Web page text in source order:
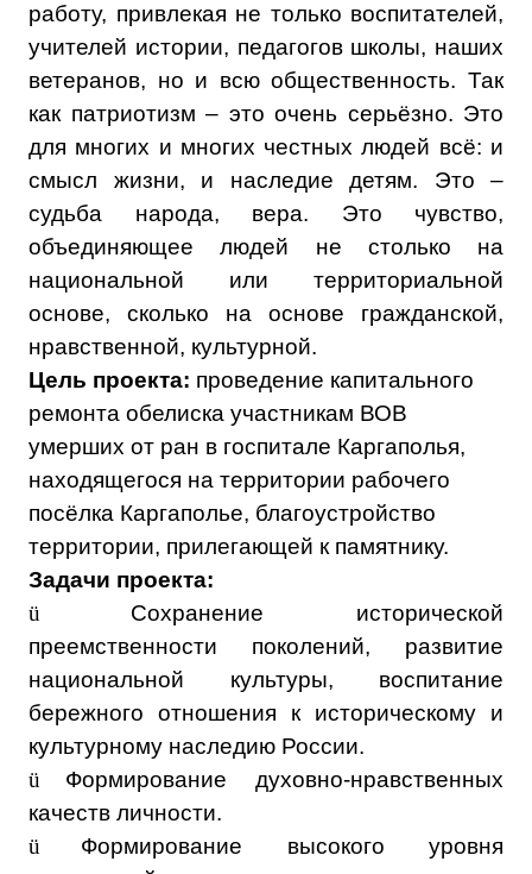
работу, привлекая не только воспитателей,
учителей истории, педагогов школы, наших
ветеранов, но и всю общественность. Так
как патриотизм – это очень серьёзно. Это
для многих и многих честных людей всё: и
смысл жизни, и наследие детям. Это –
судьба народа, вера. Это чувство,
объединяющее людей не столько на
национальной или территориальной
основе, сколько на основе гражданской,
нравственной, культурной.
Цель проекта: проведение капитального
ремонта обелиска участникам ВОВ
умерших от ран в госпитале Каргаполья,
находящегося на территории рабочего
посёлка Каргаполье, благоустройство
территории, прилегающей к памятнику.
Задачи проекта:
ü
Сохранение исторической
преемственности поколений, развитие
национальной культуры, воспитание
бережного отношения к историческому и
культурному наследию России.
ü
Формирование духовно-нравственных
качеств личности.
ü
Формирование высокого уровня